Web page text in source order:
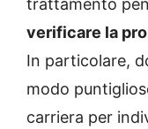
verificare la
In particolare,
modo
carriera per